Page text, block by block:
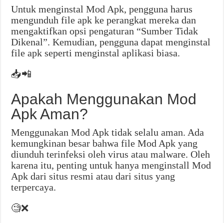
Untuk menginstal Mod Apk, pengguna harus
mengunduh file apk ke perangkat mereka dan
mengaktifkan opsi pengaturan “Sumber Tidak
Dikenal”. Kemudian, pengguna dapat menginstal
file apk seperti menginstal aplikasi biasa.
📥📲
Apakah Menggunakan Mod
Apk Aman?
Menggunakan Mod Apk tidak selalu aman. Ada
kemungkinan besar bahwa file Mod Apk yang
diunduh terinfeksi oleh virus atau malware. Oleh
karena itu, penting untuk hanya menginstall Mod
Apk dari situs resmi atau dari situs yang
terpercaya.
🧐❌